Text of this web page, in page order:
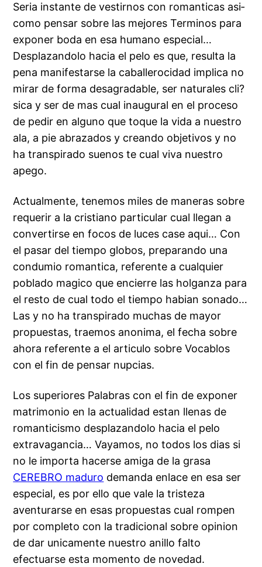
Seri­a instante de vestirnos con romanticas asi­
como pensar sobre las mejores Terminos para
exponer boda en esa humano especial…
Desplazandolo hacia el pelo es que, resulta la
pena manifestarse la caballerocidad implica no
mirar de forma desagradable, ser naturales cli?
sica y ser de mas cual inaugural en el proceso
de pedir en alguno que toque la vida a nuestro
ala, a pie abrazados y creando objetivos y no
ha transpirado suenos te cual viva nuestro
apego.
Actualmente, tenemos miles de maneras sobre
requerir a la cristiano particular cual llegan a
convertirse en focos de luces case aqui… Con
el pasar del tiempo globos, preparando una
condumio romantica, referente a cualquier
poblado magico que encierre las holganza para
el resto de cual todo el tiempo habian sonado…
Las y no ha transpirado muchas de mayor
propuestas, traemos anonima, el fecha sobre
ahora referente a el articulo sobre Vocablos
con el fin de pensar nupcias.
Los superiores Palabras con el fin de exponer
matrimonio en la actualidad estan llenas de
romanticismo desplazandolo hacia el pelo
extravagancia… Vayamos, no todos los dias si
no le importa hacerse amiga de la grasa
CEREBRO maduro demanda enlace en esa ser
especial, es por ello que vale la tristeza
aventurarse en esas propuestas cual rompen
por completo con la tradicional sobre opinion
de dar unicamente nuestro anillo falto
efectuarse esta momento de novedad.